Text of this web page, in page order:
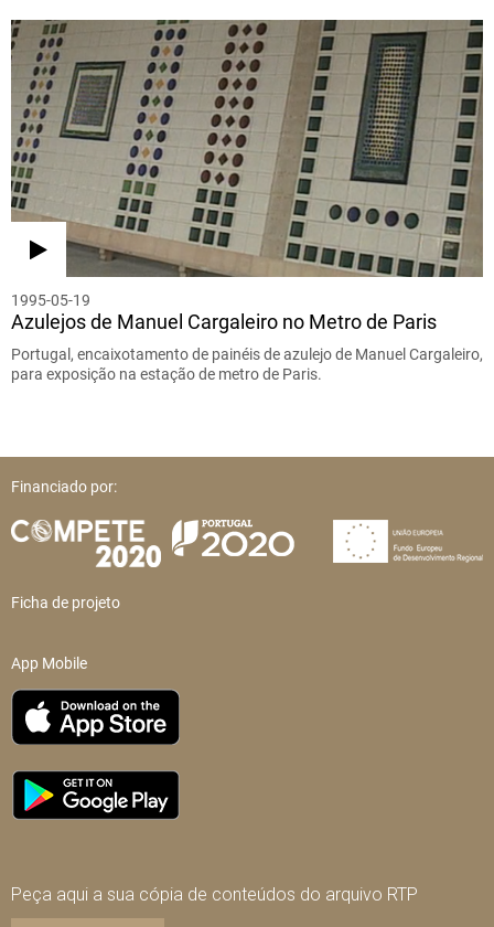
1995-05-19
Azulejos de Manuel Cargaleiro no Metro de Paris
Portugal, encaixotamento de painéis de azulejo de Manuel Cargaleiro,
para exposição na estação de metro de Paris.
Financiado por:
Ficha de projeto
App Mobile
Peça aqui a sua cópia de conteúdos do arquivo RTP